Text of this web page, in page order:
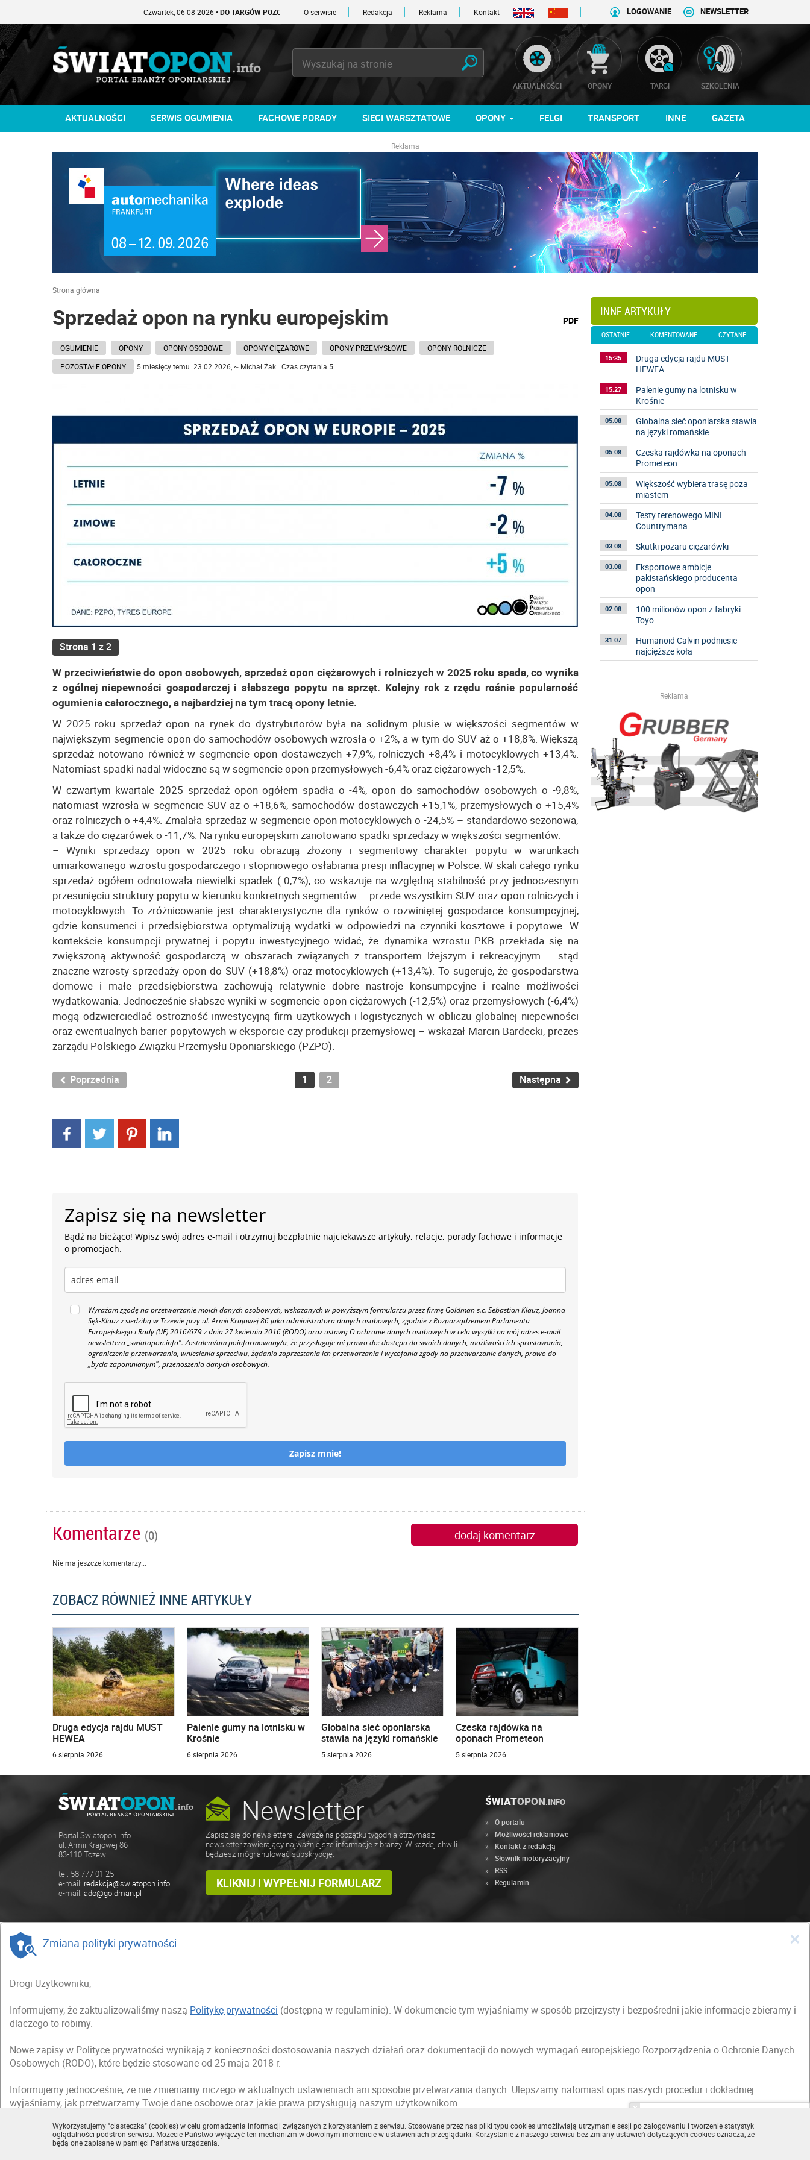
Wykorzystujemy "ciasteczka" (cookies) w celu gromadzenia informacji związanych z korzystaniem z serwisu. Stosowane przez nas pliki typu cookies umożliwiają utrzymanie sesji po zalogowaniu i tworzenie statystyk
oglądalności podstron serwisu. Możecie Państwo wyłączyć ten mechanizm w dowolnym momencie w ustawieniach przeglądarki. Korzystanie z naszego serwisu bez zmiany ustawień dotyczących cookies oznacza, że
będą one zapisane w pamięci Państwa urządzenia.
Czwartek, 06-08-2026• DO TARGÓW POZOSTAŁO -1 DNI O serwisie Redakcja Reklama Kontakt NEWSLETTER
LOGOWANIE
AKTUALNOŚCI OPONY TARGI SZKOLENIA
AKTUALNOŚCI SERWIS OGUMIENIA FACHOWE PORADY SIECI WARSZTATOWE OPONY FELGI TRANSPORT INNE GAZETA
Reklama
Strona główna
Sprzedaż opon na rynku europejskim
wydrukuj
podstronę
PDF
OGUMIENIE OPONY OPONY OSOBOWE OPONY CIĘŻAROWE OPONY PRZEMYSŁOWE
OPONY ROLNICZE
POZOSTAŁE OPONY
5 miesięcy temu 23.02.2026, ~ Michał Żak Czas czytania 5
Strona 1 z 2
W przeciwieństwie do opon osobowych, sprzedaż opon ciężarowych i rolniczych w 2025 roku spada, co wynika
z ogólnej niepewności gospodarczej i słabszego popytu na sprzęt. Kolejny rok z rzędu rośnie popularność
ogumienia całorocznego, a najbardziej na tym tracą opony letnie.
W 2025 roku sprzedaż opon na rynek do dystrybutorów była na solidnym plusie w większości segmentów w
największym segmencie opon do samochodów osobowych wzrosła o +2%, a w tym do SUV aż o +18,8%. Większą
sprzedaż notowano również w segmencie opon dostawczych +7,9%, rolniczych +8,4% i motocyklowych +13,4%.
Natomiast spadki nadal widoczne są w segmencie opon przemysłowych -6,4% oraz ciężarowych -12,5%.
W czwartym kwartale 2025 sprzedaż opon ogółem spadła o -4%, opon do samochodów osobowych o -9,8%,
natomiast wzrosła w segmencie SUV aż o +18,6%, samochodów dostawczych +15,1%, przemysłowych o +15,4%
oraz rolniczych o +4,4%. Zmalała sprzedaż w segmencie opon motocyklowych o -24,5% – standardowo sezonowa,
a także do ciężarówek o -11,7%. Na rynku europejskim zanotowano spadki sprzedaży w większości segmentów.
– Wyniki sprzedaży opon w 2025 roku obrazują złożony i segmentowy charakter popytu w warunkach
umiarkowanego wzrostu gospodarczego i stopniowego osłabiania presji inflacyjnej w Polsce. W skali całego rynku
sprzedaż ogółem odnotowała niewielki spadek (-0,7%), co wskazuje na względną stabilność przy jednoczesnym
przesunięciu struktury popytu w kierunku konkretnych segmentów – przede wszystkim SUV oraz opon rolniczych i
motocyklowych. To zróżnicowanie jest charakterystyczne dla rynków o rozwiniętej gospodarce konsumpcyjnej,
gdzie konsumenci i przedsiębiorstwa optymalizują wydatki w odpowiedzi na czynniki kosztowe i popytowe. W
kontekście konsumpcji prywatnej i popytu inwestycyjnego widać, że dynamika wzrostu PKB przekłada się na
zwiększoną aktywność gospodarczą w obszarach związanych z transportem lżejszym i rekreacyjnym – stąd
znaczne wzrosty sprzedaży opon do SUV (+18,8%) oraz motocyklowych (+13,4%). To sugeruje, że gospodarstwa
domowe i małe przedsiębiorstwa zachowują relatywnie dobre nastroje konsumpcyjne i realne możliwości
wydatkowania. Jednocześnie słabsze wyniki w segmencie opon ciężarowych (-12,5%) oraz przemysłowych (-6,4%)
mogą odzwierciedlać ostrożność inwestycyjną firm użytkowych i logistycznych w obliczu globalnej niepewności
oraz ewentualnych barier popytowych w eksporcie czy produkcji przemysłowej – wskazał Marcin Bardecki, prezes
zarządu Polskiego Związku Przemysłu Oponiarskiego (PZPO).
Poprzednia 1 2 Następna
Argentyński producent
Zapisz się na newsletter
Bądź na bieżąco! Wpisz swój adres e-mail i otrzymuj bezpłatnie najciekawsze artykuły, relacje, porady fachowe i informacje
o promocjach.
Wyrażam zgodę na przetwarzanie moich danych osobowych, wskazanych w powyższym formularzu przez firmę Goldman s.c. Sebastian Klauz, Joanna
Sęk-Klauz z siedzibą w Tczewie przy ul. Armii Krajowej 86 jako administratora danych osobowych, zgodnie z Rozporządzeniem Parlamentu
Europejskiego i Rady (UE) 2016/679 z dnia 27 kwietnia 2016 (RODO) oraz ustawą O ochronie danych osobowych w celu wysyłki na mój adres e-mail
newslettera „swiatopon.info". Zostałem/am poinformowany/a, że przysługuje mi prawo do: dostępu do swoich danych, możliwości ich sprostowania,
ograniczenia przetwarzania, wniesienia sprzeciwu, żądania zaprzestania ich przetwarzania i wycofania zgody na przetwarzanie danych, prawo do
„bycia zapomnianym", przenoszenia danych osobowych.
Zapisz mnie!
Komentarze (0) dodaj komentarz
Nie ma jeszcze komentarzy...
ZOBACZ RÓWNIEŻ INNE ARTYKUŁY
Druga edycja rajdu MUST
HEWEA
6 sierpnia 2026
Palenie gumy na lotnisku w
Krośnie
6 sierpnia 2026
Globalna sieć oponiarska
stawia na języki romańskie
5 sierpnia 2026
Czeska rajdówka na
oponach Prometeon
5 sierpnia 2026
INNE ARTYKUŁY
OSTATNIE KOMENTOWANE CZYTANE
15:35
Druga edycja rajdu MUST
HEWEA
15:27
Palenie gumy na lotnisku w
Krośnie
05.08
Globalna sieć oponiarska stawia
na języki romańskie
05.08
Czeska rajdówka na oponach
Prometeon
05.08
Większość wybiera trasę poza
miastem
04.08
Testy terenowego MINI
Countrymana
03.08 Skutki pożaru ciężarówki
03.08
Eksportowe ambicje
pakistańskiego producenta
opon
02.08
100 milionów opon z fabryki
Toyo
31.07
Humanoid Calvin podniesie
najcięższe koła
Reklama
Portal Swiatopon.info
ul. Armii Krajowej 86
83-110 Tczew
tel. 58 777 01 25
e-mail: redakcja@swiatopon.info
e-mail: ado@goldman.pl
Newsletter
Zapisz się do newslettera. Zawsze na początku tygodnia otrzymasz
newsletter zawierający najważniejsze informacje z branży. W każdej chwili
będziesz mógł anulować subskrypcję.
KLIKNIJ I WYPEŁNIJ FORMULARZ
ŚWIATOPON.INFO
O portalu
Możliwości reklamowe
Kontakt z redakcją
Słownik motoryzacyjny
RSS
Regulamin
×
Zmiana polityki prywatności
Drogi Użytkowniku,
Informujemy, że zaktualizowaliśmy naszą Politykę prywatności (dostępną w regulaminie). W dokumencie tym wyjaśniamy w sposób przejrzysty i bezpośredni jakie informacje zbieramy i
dlaczego to robimy.
Nowe zapisy w Polityce prywatności wynikają z konieczności dostosowania naszych działań oraz dokumentacji do nowych wymagań europejskiego Rozporządzenia o Ochronie Danych
Osobowych (RODO), które będzie stosowane od 25 maja 2018 r.
Informujemy jednocześnie, że nie zmieniamy niczego w aktualnych ustawieniach ani sposobie przetwarzania danych. Ulepszamy natomiast opis naszych procedur i dokładniej
wyjaśniamy, jak przetwarzamy Twoje dane osobowe oraz jakie prawa przysługują naszym użytkownikom.
Zapraszamy Cię do zapoznania się ze zmienionąPolityką prywatności(dostępną w regulaminie).